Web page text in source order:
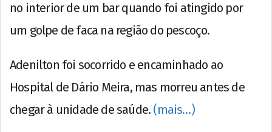
no interior de um bar quando foi atingido por
um golpe de faca na região do pescoço.
Adenilton foi socorrido e encaminhado ao
Hospital de Dário Meira, mas morreu antes de
chegar à unidade de saúde. (mais…)